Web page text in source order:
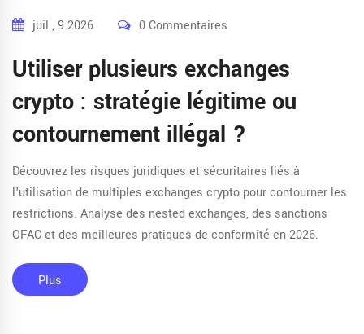
juil., 9 2026 0 Commentaires
Utiliser plusieurs exchanges
crypto : stratégie légitime ou
contournement illégal ?
Découvrez les risques juridiques et sécuritaires liés à
l'utilisation de multiples exchanges crypto pour contourner les
restrictions. Analyse des nested exchanges, des sanctions
OFAC et des meilleures pratiques de conformité en 2026.
Plus